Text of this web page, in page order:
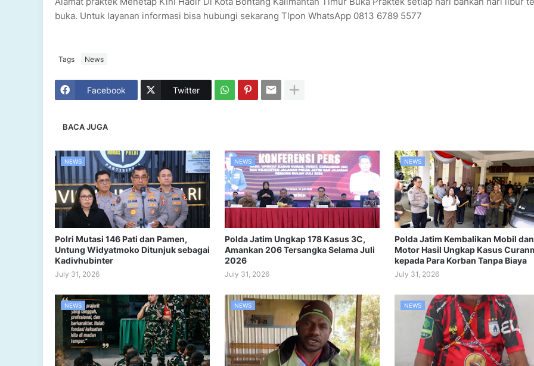
buka. Untuk layanan informasi bisa hubungi sekarang Tlpon WhatsApp 0813 6789 5577
Tags News
Facebook Twitter
BACA JUGA
NEWS
Polri Mutasi 146 Pati dan Pamen,
Untung Widyatmoko Ditunjuk sebagai
Kadivhubinter
July 31, 2026
NEWS
Polda Jatim Ungkap 178 Kasus 3C,
Amankan 206 Tersangka Selama Juli
2026
July 31, 2026
NEWS
Polda Jatim Kembalikan Mobil dan
Motor Hasil Ungkap Kasus
kepada Para Korban Tanpa Biaya
July 31, 2026
NEWS NEWS NEWS